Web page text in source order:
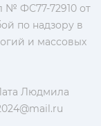
№ ФС77-72910 от
по надзору в
и массовых
Людмила